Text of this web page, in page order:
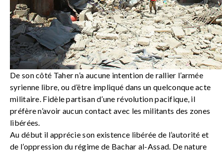
De son côté Taher n’a aucune intention de rallier l’armée
syrienne libre, ou d’être impliqué dans un quelconque acte
militaire. Fidèle partisan d’une révolution pacifique, il
préfère n’avoir aucun contact avec les militants des zones
libérées.
Au début il apprécie son existence libérée de l’autorité et
de l’oppression du régime de Bachar al-Assad. De nature